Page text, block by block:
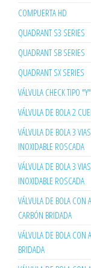
COMPUERTA HD
QUADRANT S3 SERIES
QUADRANT SB SERIES
QUADRANT SX SERIES
VÁLVULA CHECK TIPO
VÁLVULA DE BOLA 2
VÁLVULA DE BOLA 3
INOXIDABLE ROSCADA
VÁLVULA DE BOLA 3
INOXIDABLE ROSCADA
VÁLVULA DE BOLA CON
CARBÓN BRIDADA
VÁLVULA DE BOLA CON
BRIDADA